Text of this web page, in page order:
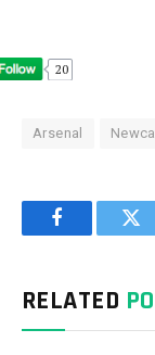
20
Arsenal
Facebook
RELATED